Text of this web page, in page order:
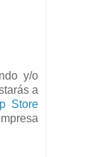
y/o
a
Store